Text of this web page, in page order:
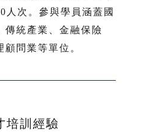
人次。參與學員涵蓋國
傳統產業、金融保險
問業等單位。
培訓經驗